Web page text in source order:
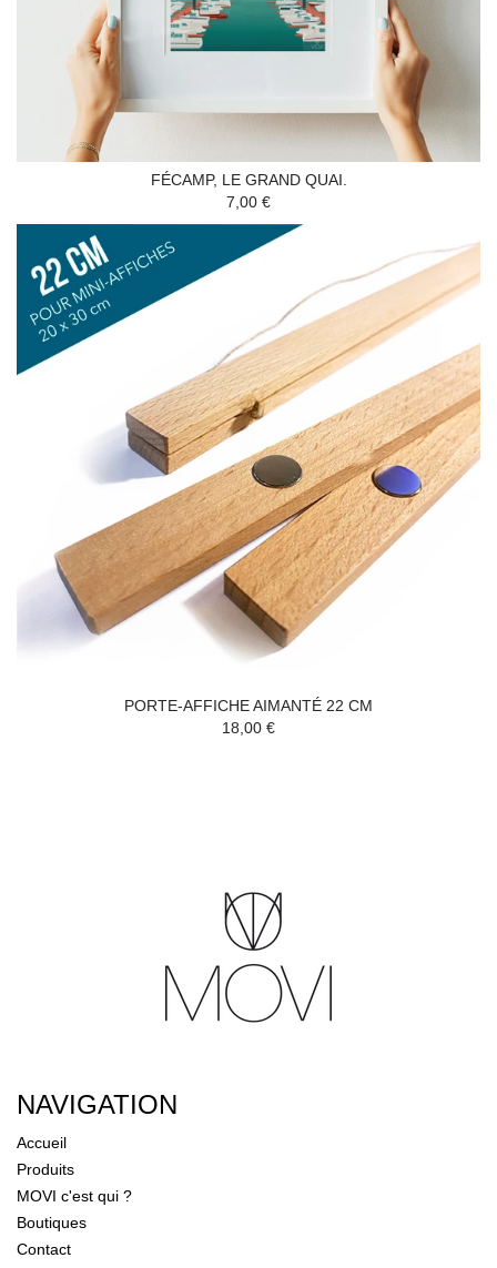
FÉCAMP, LE GRAND QUAI.
7,00 €
PORTE-AFFICHE AIMANTÉ 22 CM
18,00 €
NAVIGATION
Accueil
Produits
MOVI c'est qui ?
Boutiques
Contact